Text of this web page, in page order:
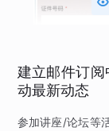
建立邮件订
动最新动态
参加讲座/论坛等